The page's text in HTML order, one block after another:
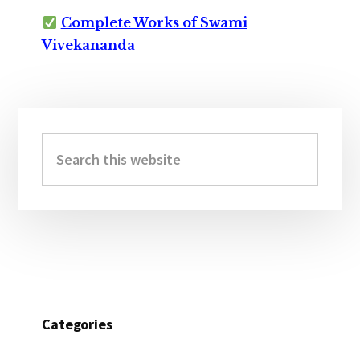
Complete Works of Swami
Vivekananda
Sidebar
this
website
Categories